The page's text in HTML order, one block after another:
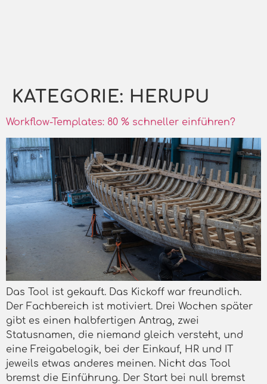
KATEGORIE: HERUPU
Workflow-Templates: 80 % schneller einführen?
Das Tool ist gekauft. Das Kickoff war freundlich.
Der Fachbereich ist motiviert. Drei Wochen später
gibt es einen halbfertigen Antrag, zwei
Statusnamen, die niemand gleich versteht, und
eine Freigabelogik, bei der Einkauf, HR und IT
jeweils etwas anderes meinen. Nicht das Tool
bremst die Einführung. Der Start bei null bremst